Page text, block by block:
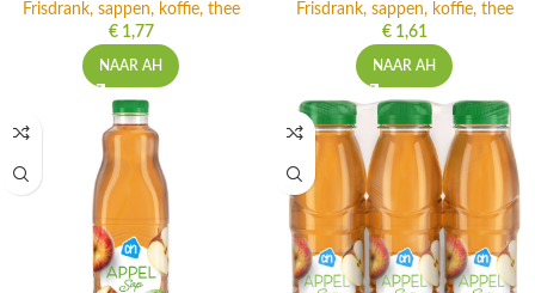
Frisdrank, sappen, koffie, thee
€1,77
NAAR AH
Frisdrank, sappen, koffie, thee
€1,61
NAAR AH